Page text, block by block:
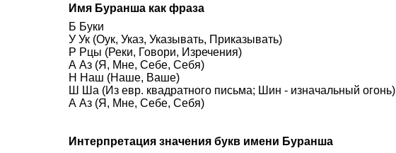
Имя Буранша как фраза
Б Буки
У Ук (Оук, Указ, Указывать, Приказывать)
Р Рцы (Реки, Говори, Изречения)
А Аз (Я, Мне, Себе, Себя)
Н Наш (Наше, Ваше)
Ш Ша (Из евр. квадратного письма; Шин - изначальный огонь)
А Аз (Я, Мне, Себе, Себя)
Интерпретация значения букв имени Буранша